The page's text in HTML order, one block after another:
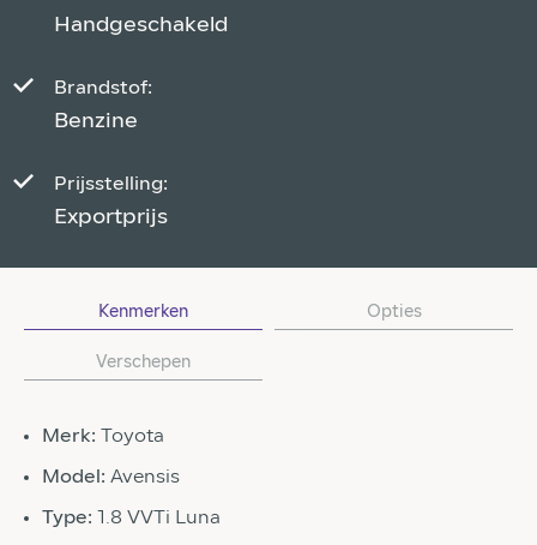
Handgeschakeld
Brandstof:
Benzine
Prijsstelling:
Exportprijs
Kenmerken Opties
Verschepen
Merk: Toyota
Model: Avensis
Type: 1.8 VVTi Luna